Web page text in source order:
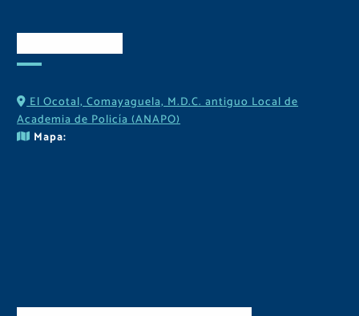
El Ocotal, Comayaguela, M.D.C. antiguo Local de
Academia de Policía (ANAPO)
Mapa: